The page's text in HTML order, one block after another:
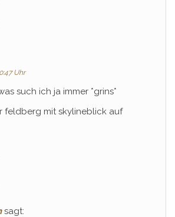
Uhr
such ich ja immer *grins*
feldberg mit skylineblick auf
sagt: